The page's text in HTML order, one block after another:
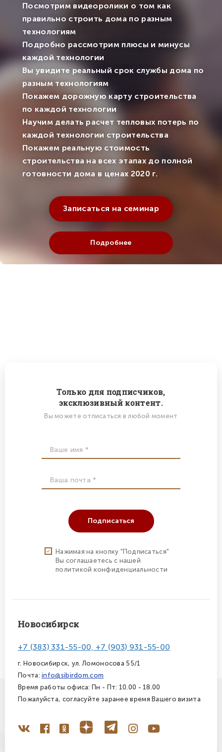
Посмотрим видеоролики о том как
правильно строить дома по разным
технологиям
Подробно рассмотрим плюсы и минусы
каждой технологии
Вы увидите реальный срок службы дома по
разным технологиям
Покажем дорожную карту строительства
по каждой технологии
Научим делать расчет тепловых потерь по
каждой технологии строительства
Покажем реальную стоимость
строительства на всех этапах до полной
готовности дома в ценах 2020 г.
Записаться на семинар
Подробнее
Только для подписчиков,
эксклюзивный контент.
Вы можете отписаться в любой момент
Подписаться
Нажимая на кнопку "Подписаться"
Вы соглашаетесь с нашей
политикой конфиденциальности
Новосибирск
+7 (383) 331-55-00, +7 (903) 931-55-00
г. Новосибирск, ул. Ломоносова 55/1
Почта:info@sibirdom.com
Время работы офиса: Пн - Пт: 10.00 - 18.00
Пожалуйста, согласуйте заранее время Вашего визита